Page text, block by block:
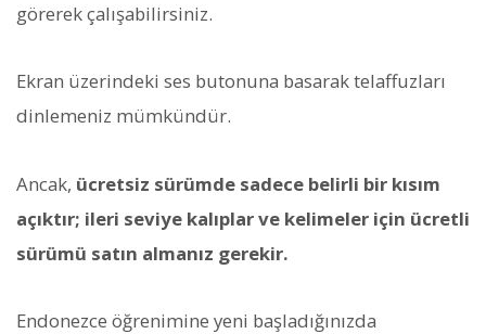
görerek çalışabilirsiniz.
Ekran üzerindeki ses butonuna basarak telaffuzları
dinlemeniz mümkündür.
Ancak, ücretsiz sürümde sadece belirli bir kısım
açıktır; ileri seviye kalıplar ve kelimeler için ücretli
sürümü satın almanız gerekir.
Endonezce öğrenimine yeni başladığınızda